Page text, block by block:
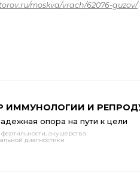
moskva/vrach/62076-guzov/
ИММУНОЛОГИИ И
опора на пути к цели
акушерства
диагностики